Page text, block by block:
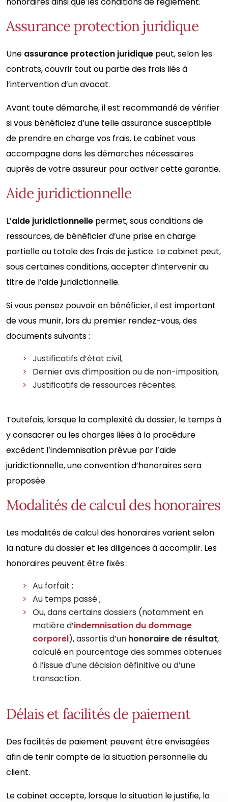
Assurance protection juridique
Une assurance protection juridique peut, selon les
contrats, couvrir tout ou partie des frais liés à
l’intervention d’un avocat.
Avant toute démarche, il est recommandé de vérifier
si vous bénéficiez d’une telle assurance susceptible
de prendre en charge vos frais. Le cabinet vous
accompagne dans les démarches nécessaires
auprès de votre assureur pour activer cette garantie.
Aide juridictionnelle
L’aide juridictionnelle permet, sous conditions de
ressources, de bénéficier d’une prise en charge
partielle ou totale des frais de justice. Le cabinet peut,
sous certaines conditions, accepter d’intervenir au
titre de l’aide juridictionnelle.
Si vous pensez pouvoir en bénéficier, il est important
de vous munir, lors du premier rendez-vous, des
documents suivants :
Justificatifs d’état civil,
Dernier avis d’imposition ou de non-imposition,
Justificatifs de ressources récentes.
Toutefois, lorsque la complexité du dossier, le temps à
y consacrer ou les charges liées à la procédure
excèdent l’indemnisation prévue par l’aide
juridictionnelle, une convention d’honoraires sera
proposée.
Modalités de calcul des honoraires
Les modalités de calcul des honoraires varient selon
la nature du dossier et les diligences à accomplir. Les
honoraires peuvent être fixés :
Au forfait ;
Au temps passé ;
Ou, dans certains dossiers (notamment en
matière d’indemnisation du dommage
corporel), assortis d’un honoraire de résultat,
calculé en pourcentage des sommes obtenues
à l’issue d’une décision définitive ou d’une
transaction.
Délais et facilités de paiement
Des facilités de paiement peuvent être envisagées
afin de tenir compte de la situation personnelle du
client.
Le cabinet accepte, lorsque la situation le justifie, la